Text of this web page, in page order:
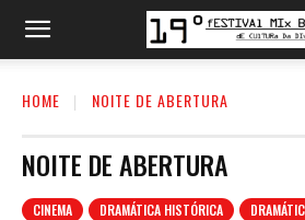
HOME NOITE DE ABERTURA
NOITE DE ABERTURA
CINEMA DRAMÁTICA HISTÓRICA